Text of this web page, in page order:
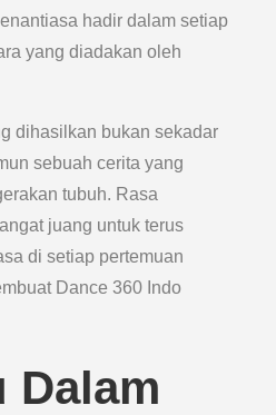
hadir dalam setiap
yang diadakan oleh
dihasilkan bukan sekadar
sebuah cerita yang
tubuh. Rasa
juang untuk terus
di setiap pertemuan
Dance 360 Indo
Dalam